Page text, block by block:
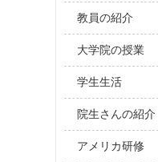
教員の紹介
大学院の授業
学生生活
院生さんの紹介
アメリカ研修